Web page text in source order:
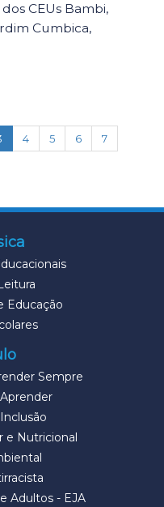
CEUs Bambi,
Cumbica,
(current)
4 5 6
7
Educação
Sempre
e Nutricional
Adultos - EJA